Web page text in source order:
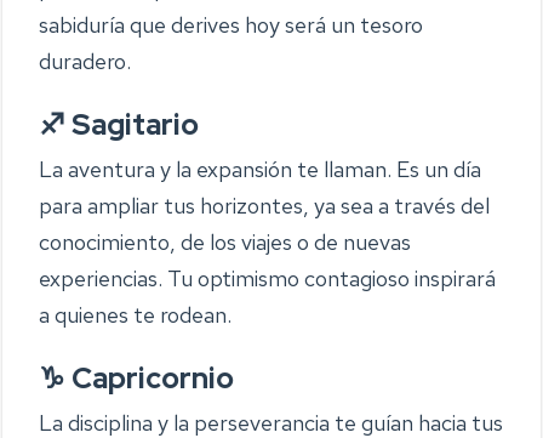
sabiduría que derives hoy será un tesoro
duradero.
♐ Sagitario
La aventura y la expansión te llaman. Es un día
para ampliar tus horizontes, ya sea a través del
conocimiento, de los viajes o de nuevas
experiencias. Tu optimismo contagioso inspirará
a quienes te rodean.
♑ Capricornio
La disciplina y la perseverancia te guían hacia tus